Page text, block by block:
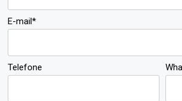
E-mail*
Telefone